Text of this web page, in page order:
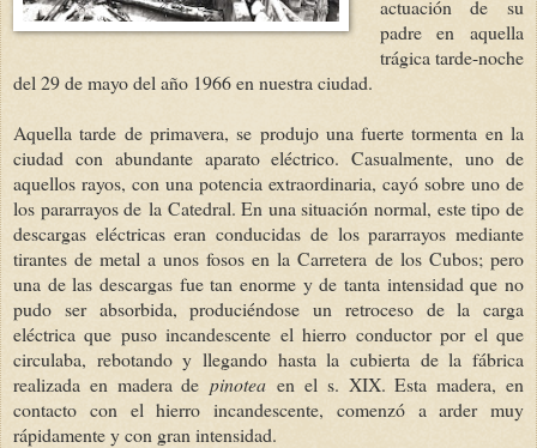
actuación de su
padre en aquella
trágica tarde-noche
del 29 de mayo del año 1966 en nuestra ciudad.
Aquella tarde de primavera, se produjo una fuerte tormenta en la
ciudad con abundante aparato eléctrico. Casualmente, uno de
aquellos rayos, con una potencia extraordinaria, cayó sobre uno de
los pararrayos de la Catedral. En una situación normal, este tipo de
descargas eléctricas eran conducidas de los pararrayos mediante
tirantes de metal a unos fosos enla Carretera de los Cubos; pero
una de las descargas fue tan enorme y de tanta intensidad que no
pudo ser absorbida, produciéndose un retroceso de la carga
eléctrica que puso incandescente el hierro conductor por el que
circulaba, rebotando y llegando hasta la cubierta de la fábrica
realizada en madera depinoteaen el s. XIX. Esta madera, en
contacto con el hierro incandescente, comenzó a arder muy
rápidamente y con gran intensidad.